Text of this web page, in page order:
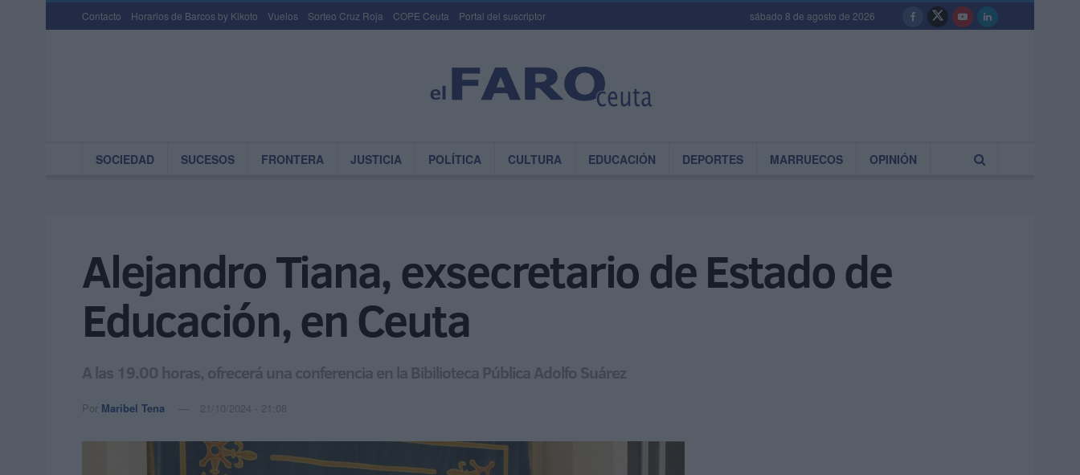
Contacto Horarios de Barcos by Kikoto Vuelos Sorteo Cruz Roja COPE Ceuta Portal del suscriptor sábado 8 de agosto de 2026
SOCIEDAD SUCESOS FRONTERA JUSTICIA POLÍTICA CULTURA EDUCACIÓN DEPORTES MARRUECOS OPINIÓN
Alejandro Tiana, exsecretario de Estado de
Educación, en Ceuta
A las 19.00 horas, ofrecerá una conferencia en la Bibilioteca Pública Adolfo Suárez
Por Maribel Tena 21/10/2024 - 21:08